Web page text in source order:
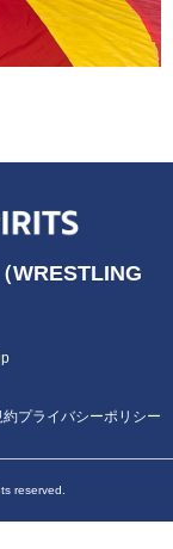
WRESTLING
約プライバシーポリシー
reserved.